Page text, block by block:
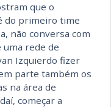
que o
do primeiro time
não conversa com
uma rede de
Izquierdo fizer
parte também os
na área de
começar a